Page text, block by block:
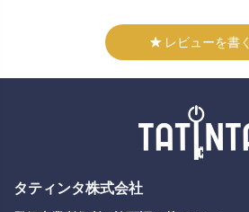
レビューを書く
タティンタ株式会社